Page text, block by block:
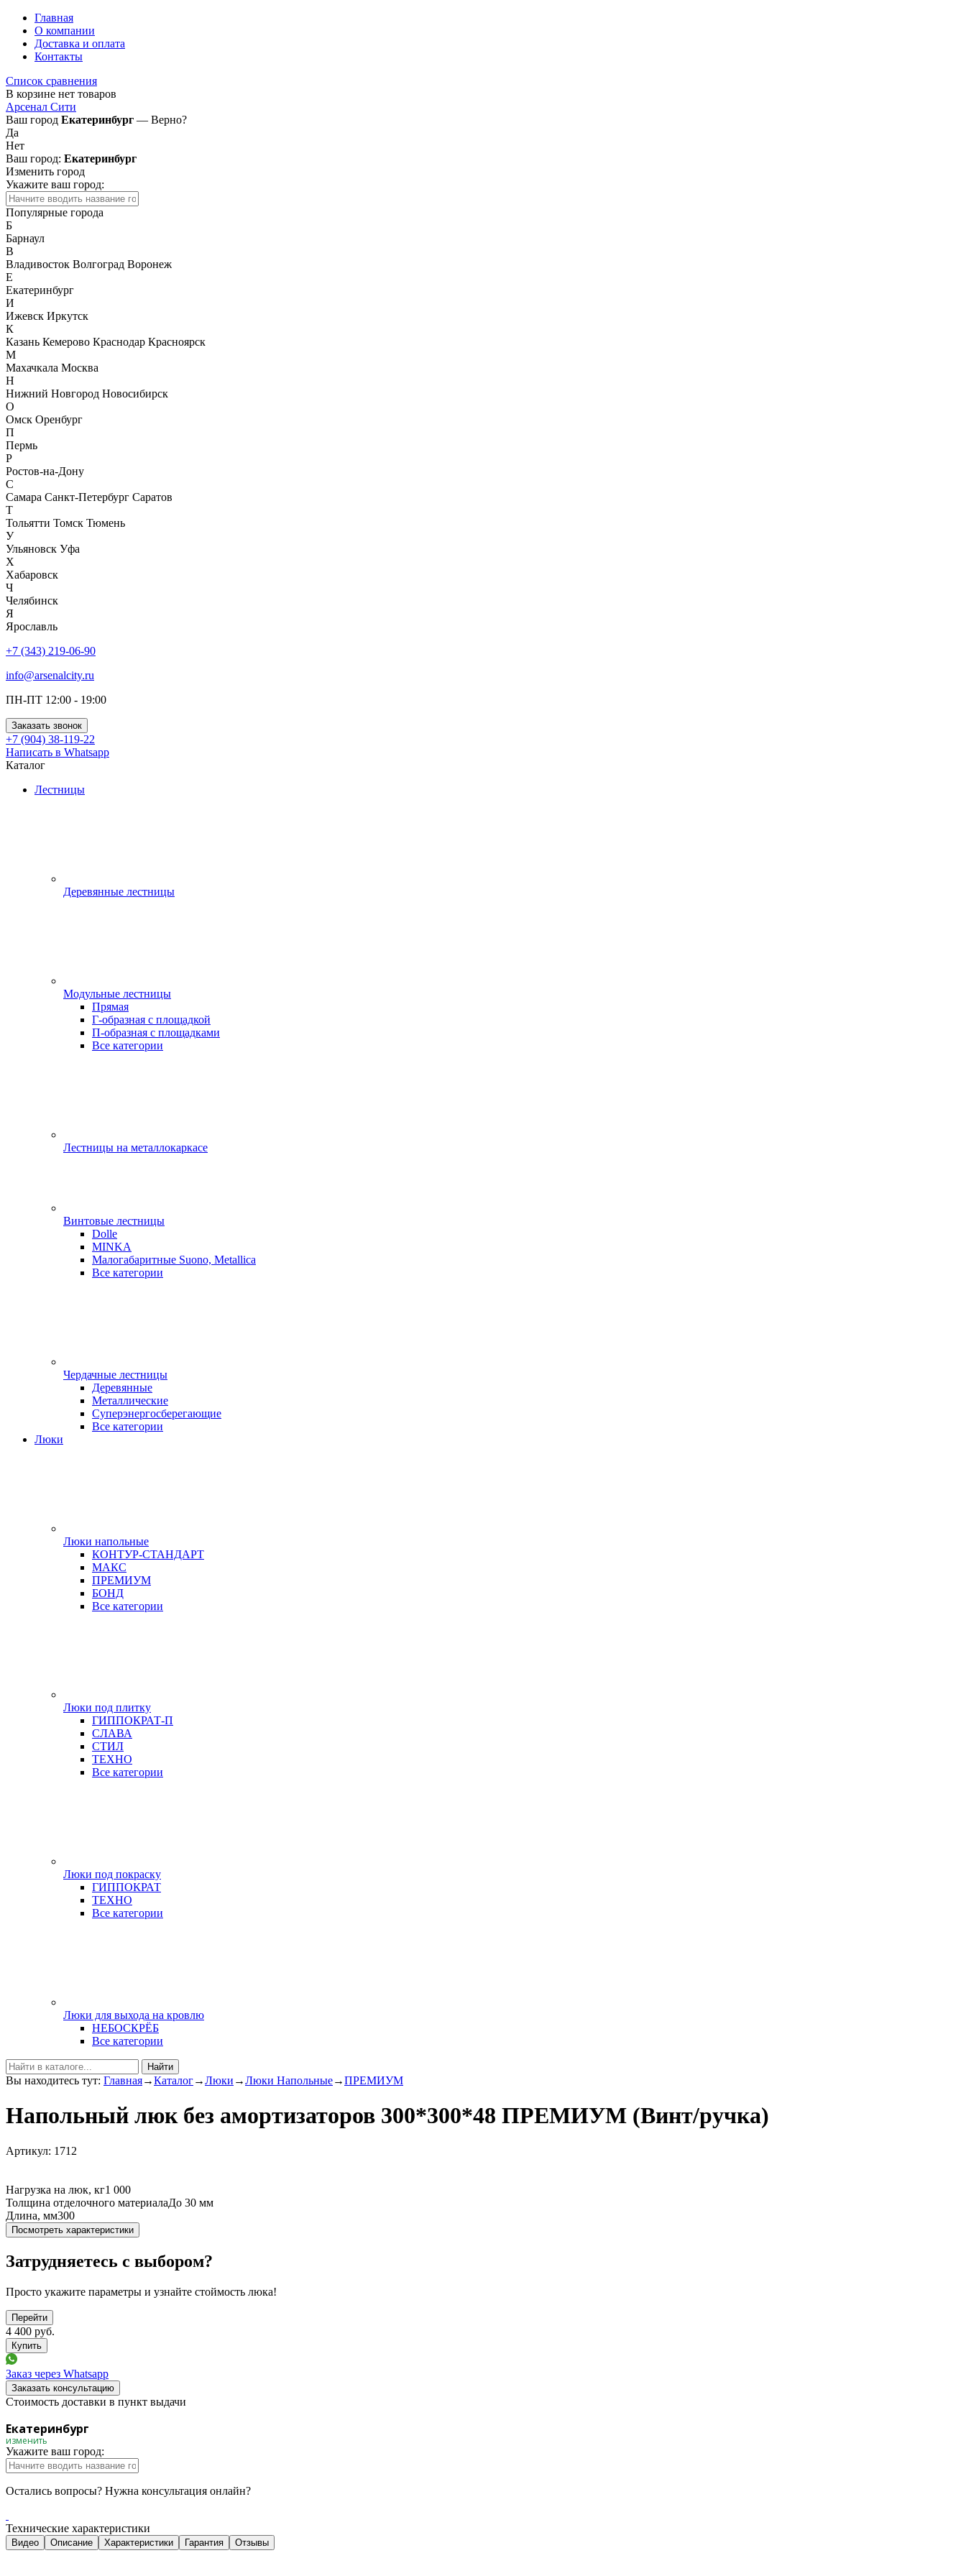
Главная
О компании
Доставка и оплата
Контакты
Список сравнения
В корзине нет товаров
Арсенал Сити
Ваш город Екатеринбург — Верно?
Да
Нет
Ваш город: Екатеринбург
Изменить город
Укажите ваш город:
Популярные города
Б
Барнаул
В
Владивосток Волгоград Воронеж
Е
Екатеринбург
И
Ижевск Иркутск
К
Казань Кемерово Краснодар Красноярск
М
Махачкала Москва
Н
Нижний Новгород Новосибирск
О
Омск Оренбург
П
Пермь
Р
Ростов-на-Дону
С
Самара Санкт-Петербург Саратов
Т
Тольятти Томск Тюмень
У
Ульяновск Уфа
Х
Хабаровск
Ч
Челябинск
Я
Ярославль
+7 (343) 219-06-90
info@arsenalcity.ru
ПН-ПТ 12:00 - 19:00
Заказать звонок
+7 (904) 38-119-22
Написать в Whatsapp
Каталог
Лестницы
Деревянные лестницы
Модульные лестницы
Прямая
Г-образная с площадкой
П-образная с площадками
Все категории
Лестницы на металлокаркасе
Винтовые лестницы
Dolle
MINKA
Малогабаритные Suono, Metallica
Все категории
Чердачные лестницы
Деревянные
Металлические
Суперэнергосберегающие
Все категории
Люки
Люки напольные
КОНТУР-СТАНДАРТ
МАКС
ПРЕМИУМ
БОНД
Все категории
Люки под плитку
ГИППОКРАТ-П
СЛАВА
СТИЛ
ТЕХНО
Все категории
Люки под покраску
ГИППОКРАТ
ТЕХНО
Все категории
Люки для выхода на кровлю
НЕБОСКРЁБ
Все категории
Найти
Вы находитесь тут: Главная→Каталог→Люки →Люки Напольные→ПРЕМИУМ
Напольный люк без амортизаторов 300*300*48 ПРЕМИУМ (Винт/ручка)
Артикул: 1712
Нагрузка на люк, кг1 000
Толщина отделочного материалаДо 30 мм
Длина, мм300
Посмотреть характеристики
Затрудняетесь с выбором?
Просто укажите параметры и узнайте стоймость люка!
Перейти
4 400 руб.
Заказ через Whatsapp
Заказать консультацию
Стоимость доставки в пункт выдачи
Екатеринбург
изменить
Укажите ваш город:
Остались вопросы? Нужна консультация онлайн?
Технические характеристики
Видео Описание Характеристики Гарантия Отзывы